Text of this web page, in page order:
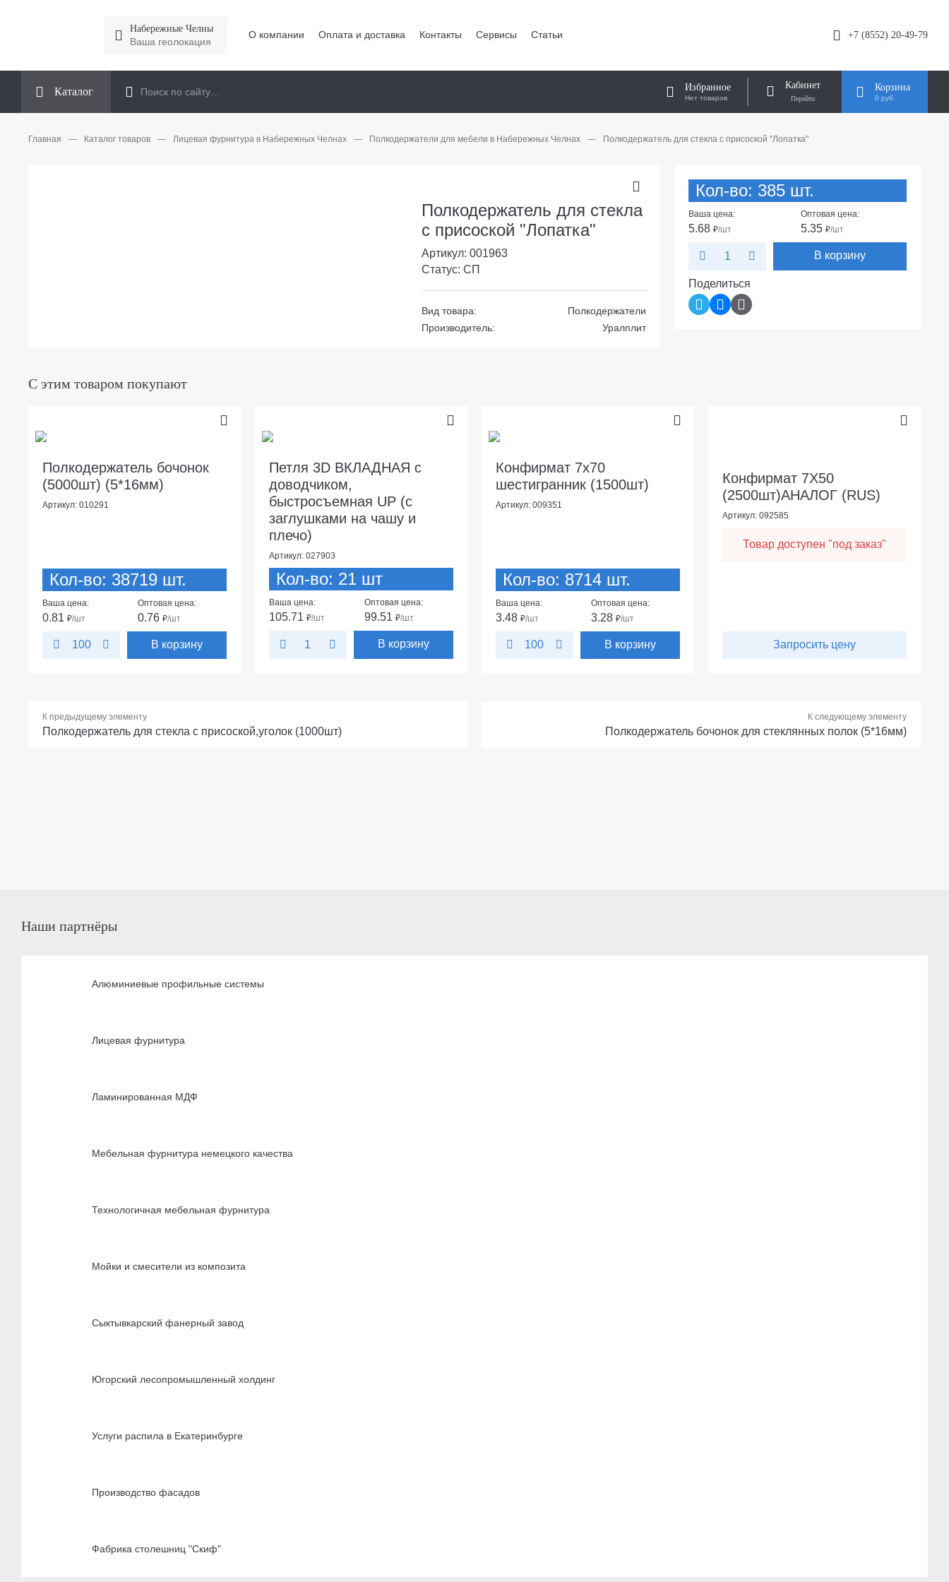
Набережные Челны
Ваша геолокация
О компании Оплата и доставка Контакты Сервисы Статьи +7 (8552) 20-49-79
Каталог Избранное
Нет товаров
Кабинет Корзина
0 руб.
Главная — Каталог товаров — Лицевая фурнитура в Набережных Челнах — Полкодержатели для мебели в Набережных Челнах — Полкодержатель для стекла с присоской "Лопатка"
Кол-во: 385 шт.
Ваша цена:
5.68₽/шт
Оптовая цена:
5.35₽/шт
В корзину
Поделиться
Полкодержатель для стекла
с присоской "Лопатка"
Артикул: 001963
Статус: СП
Вид товара:
Полкодержатели
Производитель:
Уралплит
С этим товаром покупают
Полкодержатель бочонок
(5000шт) (5*16мм)
Артикул: 010291
Кол-во: 38719 шт.
Ваша цена:
0.81 ₽/шт
Оптовая цена:
0.76₽/шт
100 В корзину
Петля 3D ВКЛАДНАЯ с
доводчиком,
быстросъемная UP (c
заглушками на чашу и
плечо)
Артикул: 027903
Кол-во: 21 шт
Ваша цена:
105.71 ₽/шт
Оптовая цена:
99.51₽/шт
В корзину
Конфирмат 7х70
шестигранник (1500шт)
Артикул: 009351
Кол-во: 8714 шт.
Ваша цена:
3.48 ₽/шт
Оптовая цена:
3.28₽/шт
100 В корзину
Конфирмат 7Х50
(2500шт)АНАЛОГ (RUS)
Артикул: 092585
Товар доступен "под заказ"
Запросить цену
К предыдущему элементу
Полкодержатель для стекла с присоской,уголок (1000шт)
К следующему элементу
Полкодержатель бочонок для стеклянных полок (5*16мм)
Наши партнёры
Алюминиевые профильные системы
Лицевая фурнитура
Ламинированная МДФ
Мебельная фурнитура немецкого качества
Технологичная мебельная фурнитура
Мойки и смесители из композита
Сыктывкарский фанерный завод
Югорский лесопромышленный холдинг
Услуги распила в Екатеринбурге
Производство фасадов
Фабрика столешниц "Скиф"